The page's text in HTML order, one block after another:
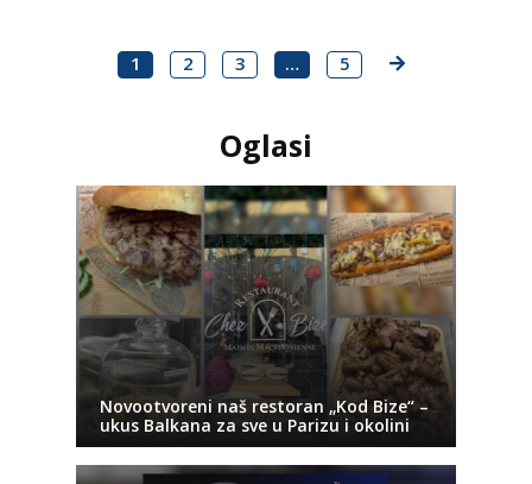
1 2 3 … 5
Oglasi
Novootvoreni naš restoran „Kod Bize“ –
ukus Balkana za sve u Parizu i okolini